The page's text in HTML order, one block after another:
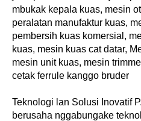
mbukak kepala kuas, mesin
peralatan manufaktur kuas,
pembersih kuas komersial,
kuas, mesin kuas cat datar,
mesin unit kuas, mesin
cetak ferrule kanggo bruder
Teknologi lan Solusi Inovatif
berusaha nggabungake